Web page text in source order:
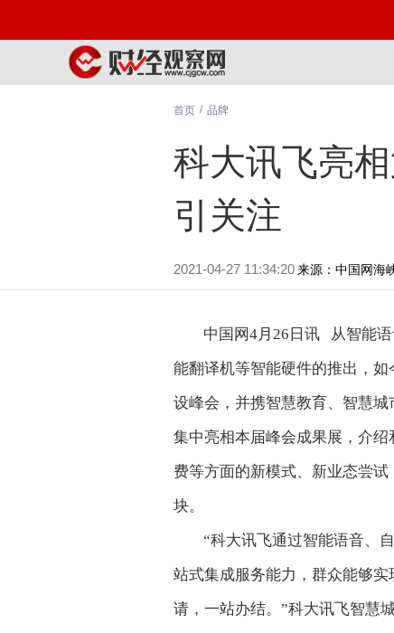
首页 / 品牌
科大讯飞亮
引关注
2021-04-27 11:34:20来源：中国网海
中国网4月26日讯 从智能
能翻译机等智能硬件的推出，
设峰会，并携智慧教育、智慧
集中亮相本届峰会成果展，介
费等方面的新模式、新业态尝
块。
“科大讯飞通过智能语音、
站式集成服务能力，群众能够
请，一站办结。”科大讯飞智慧